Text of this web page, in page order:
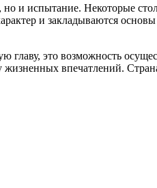
и испытание. Некоторые
и закладываются
это возможность
впечатлений.